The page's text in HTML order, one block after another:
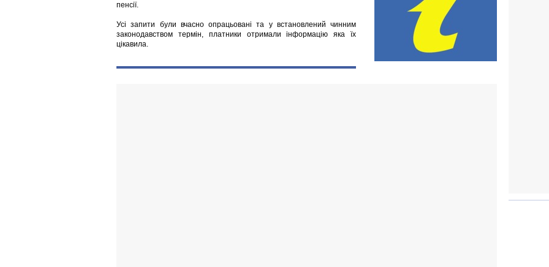
пенсії.
Усі запити були вчасно опрацьовані та у встановлений чинним
законодавством термін, платники отримали інформацію яка їх
цікавила.